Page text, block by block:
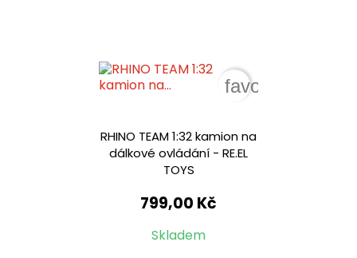
RHINO TEAM 1:32 kamion na
dálkové ovládání - RE.EL
TOYS
799,00 Kč
Skladem
favorite_border